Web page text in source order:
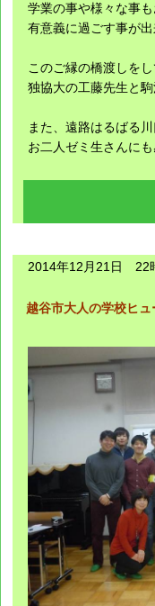
学業の事や様々な事
有意義に過ごす事が出
このご縁の橋渡しを
独協大の工藤先生と
また、遠路はるばる
お二人ゼミ生さんにも
2014年12月21日 22
越谷市大人の学校ヒ